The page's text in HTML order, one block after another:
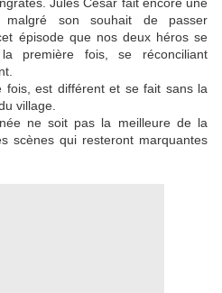
malgré son souhait de passer
épisode que nos deux héros se
première fois, se réconciliant
fois, est différent et se fait sans la
village.
ne soit pas la meilleure de la
scènes qui resteront marquantes